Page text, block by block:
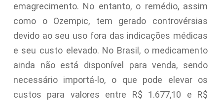
emagrecimento. No entanto, o remédio, assim
como o Ozempic, tem gerado controvérsias
devido ao seu uso fora das indicações médicas
e seu custo elevado. No Brasil, o medicamento
ainda não está disponível para venda, sendo
necessário importá-lo, o que pode elevar os
custos para valores entre R$ 1.677,10 e R$